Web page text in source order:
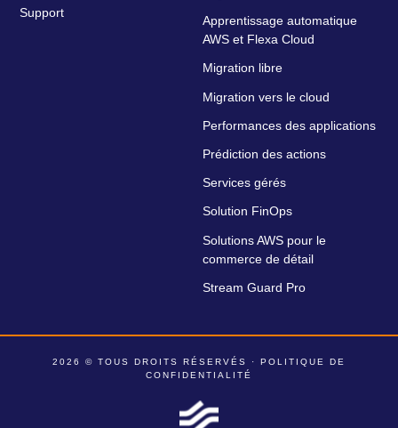
Support
Apprentissage automatique
AWS et Flexa Cloud
Migration libre
Migration vers le cloud
Performances des applications
Prédiction des actions
Services gérés
Solution FinOps
Solutions AWS pour le
commerce de détail
Stream Guard Pro
2026 © TOUS DROITS RÉSERVÉS · POLITIQUE DE
CONFIDENTIALITÉ